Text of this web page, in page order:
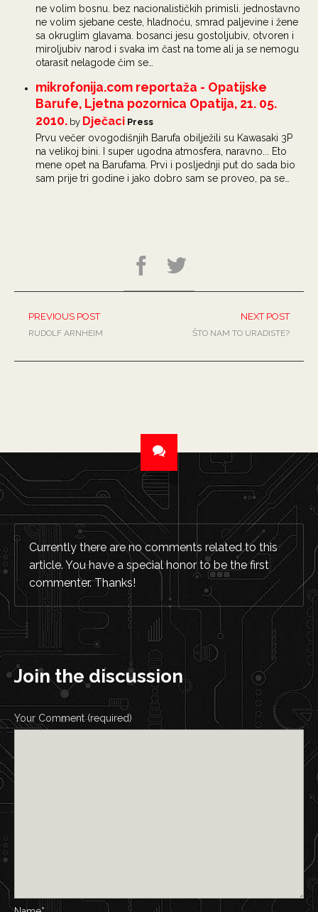
ne volim bosnu. bez nacionalističkih primisli. jednostavno
ne volim sjebane ceste, hladnoću, smrad paljevine i žene
sa okruglim glavama. bosanci jesu gostoljubiv, otvoren i
miroljubiv narod i svaka im čast na tome ali ja se nemogu
otarasit nelagode čim se…
mikrofonija.com reportaža - Opatijske
Barufe, Ljetna pozornica Opatija, 21. 05.
2010. by Dječaci Press
Prvu večer ovogodišnjih Barufa obilježili su Kawasaki 3P
na velikoj bini. I super ugodna atmosfera, naravno... Eto
mene opet na Barufama. Prvi i posljednji put do sada bio
sam prije tri godine i jako dobro sam se proveo, pa se…
PREVIOUS POST
RUDOLF ARNHEIM
NEXT POST
ŠTO NAM TO URADISTE?
Currently there are no comments related to this
article. You have a special honor to be the first
commenter. Thanks!
Join the discussion
Your Comment (required)